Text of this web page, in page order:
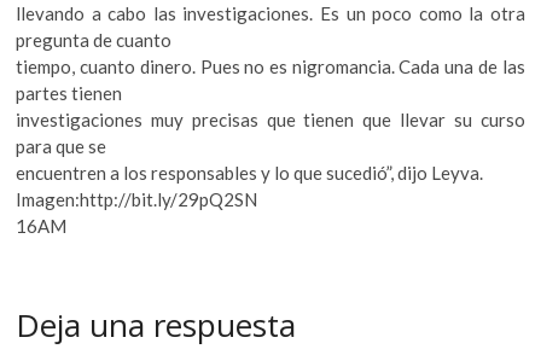
llevando a cabo las investigaciones. Es un poco como la otra
pregunta de cuanto
tiempo, cuanto dinero. Pues no es nigromancia. Cada una de las
partes tienen
investigaciones muy precisas que tienen que llevar su curso
para que se
encuentren a los responsables y lo que sucedió”, dijo Leyva.
Imagen:http://bit.ly/29pQ2SN
16AM
Deja una respuesta